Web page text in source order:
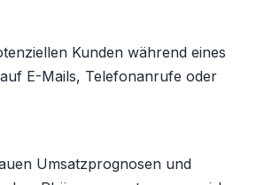
Kunden während eines
E-Mails, Telefonanrufe oder
Umsatzprognosen und